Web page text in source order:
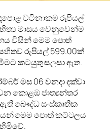
වටිනාකම රුපියල්
මාසය වෙනුවෙන්ම
විසින් මෙම පොත්
රුපියල් 599.00ක්
කටයුතු සලසා ඇත.
මස 06 වනදා දක්වා
කොළඹ ජාත්‍යන්තර
ඇති බෞද්ධ සංස්කෘතික
මෙම පොත් කට්ටලය